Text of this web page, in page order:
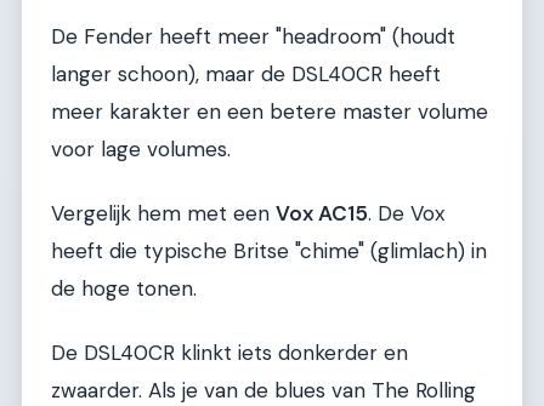
De Fender heeft meer "headroom" (houdt
langer schoon), maar de DSL40CR heeft
meer karakter en een betere master volume
voor lage volumes.
Vergelijk hem met een Vox AC15. De Vox
heeft die typische Britse "chime" (glimlach) in
de hoge tonen.
De DSL40CR klinkt iets donkerder en
zwaarder. Als je van de blues van The Rolling